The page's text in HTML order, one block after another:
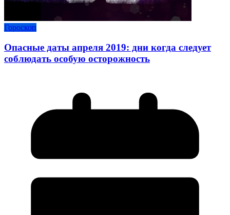
Гороскоп
Опасные даты апреля 2019: дни когда следует
соблюдать особую осторожность